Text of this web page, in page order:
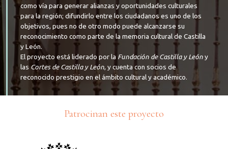
como vía para generar alianzas y oportunidades culturales
para la región; difundirlo entre los ciudadanos es uno de los
objetivos, pues no de otro modo puede alcanzarse su
reconocimiento como parte de la memoria cultural de Castilla
y León.
El proyecto está liderado por la Fundación de Castilla y Leóny
lasCortes de Castilla y León, y cuenta con socios de
reconocido prestigio en el ámbito cultural y académico.
Patrocinan este proyecto